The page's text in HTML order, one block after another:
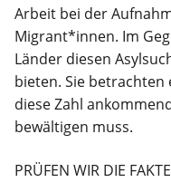
Arbeit bei der
Migrant*innen. Im
Länder diesen
bieten. Sie betrachten
diese Zahl
bewältigen muss.
PRÜFEN WIR DIE